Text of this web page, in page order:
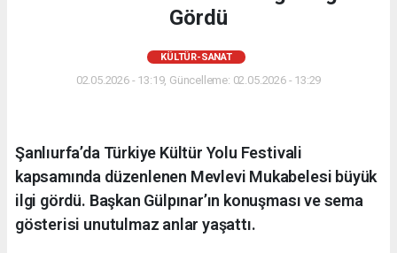
Gördü
KÜLTÜR-SANAT
02.05.2026 - 13:19, Güncelleme: 02.05.2026 - 13:29
Şanlıurfa’da Türkiye Kültür Yolu Festivali
kapsamında düzenlenen Mevlevi Mukabelesi büyük
ilgi gördü. Başkan Gülpınar’ın konuşması ve sema
gösterisi unutulmaz anlar yaşattı.